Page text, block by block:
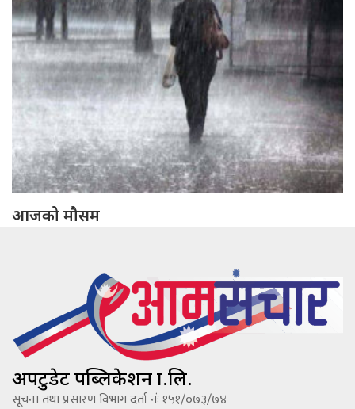
आजको मौसम
अपटुडेट पब्लिकेशन प्रा.लि.
सूचना तथा प्रसारण विभाग दर्ता नंः १५१/०७३/७४